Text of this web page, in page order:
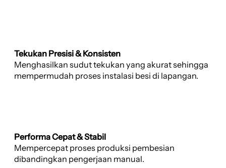
Tekukan Presisi & Konsisten
Menghasilkan sudut tekukan yang akurat sehingga
mempermudah proses instalasi besi di lapangan.
Performa Cepat & Stabil
Mempercepat proses produksi pembesian
dibandingkan pengerjaan manual.